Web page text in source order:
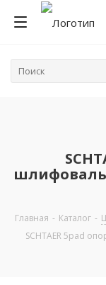
Главная - Каталог -
SCHTAER 5pad